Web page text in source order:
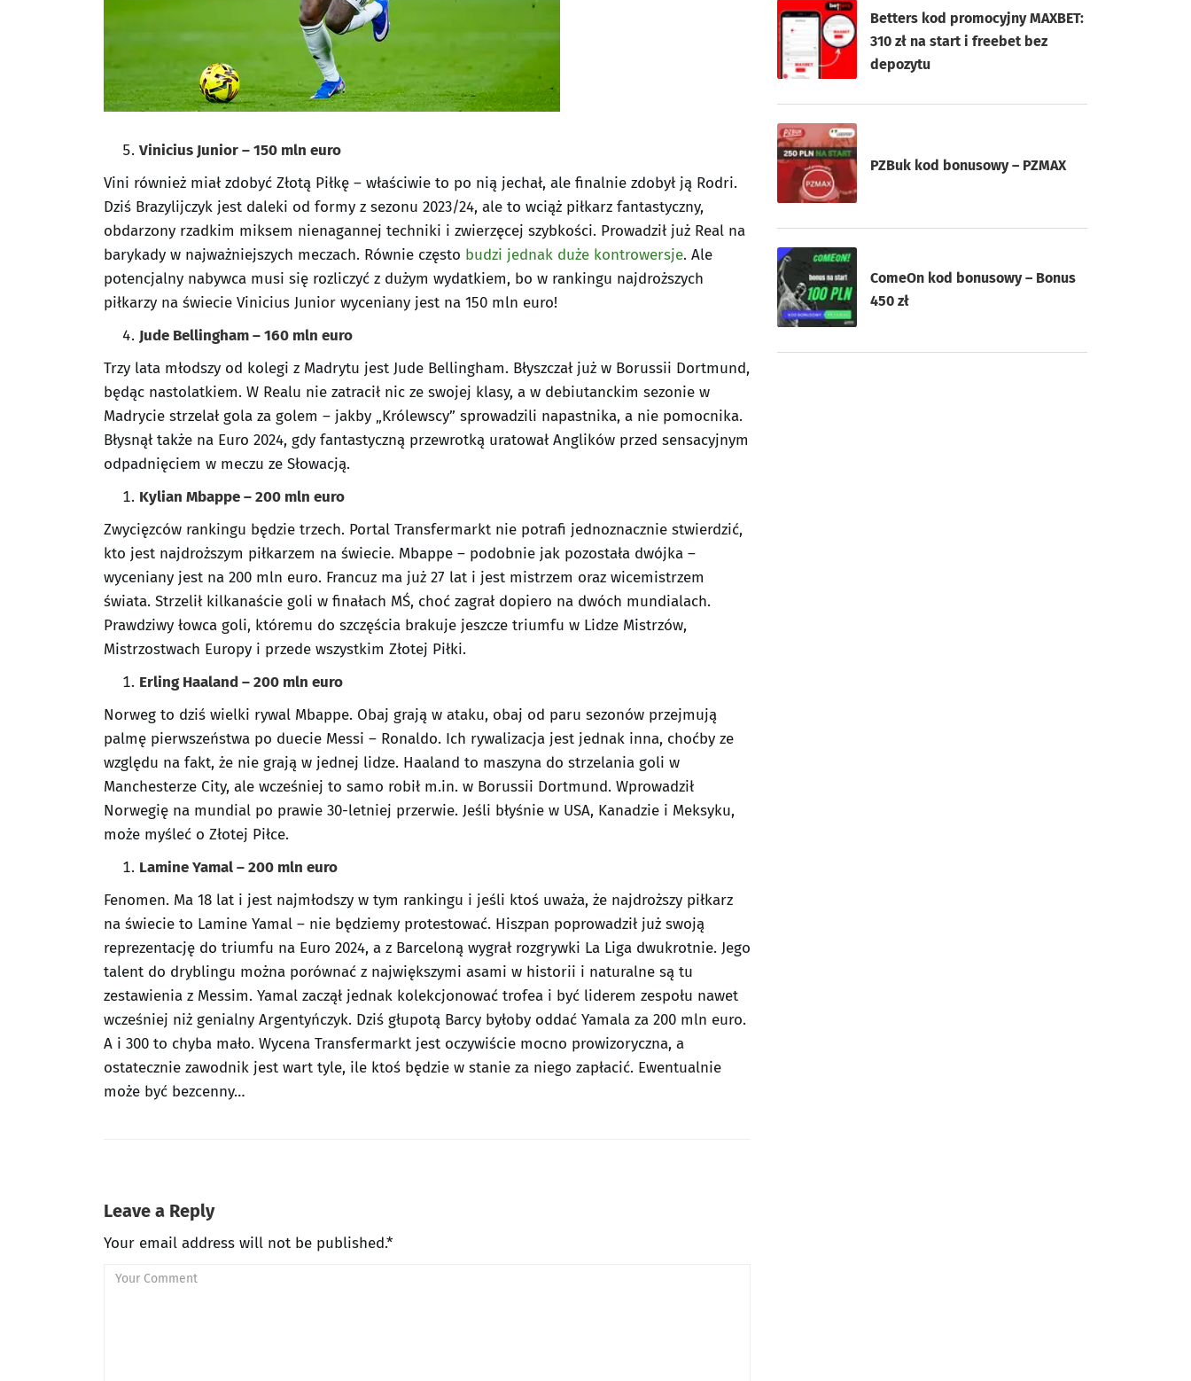
Vinicius Junior – 150 mln euro
Vini również miał zdobyć Złotą Piłkę – właściwie to po nią jechał, ale finalnie zdobył ją Rodri.
Dziś Brazylijczyk jest daleki od formy z sezonu 2023/24, ale to wciąż piłkarz fantastyczny,
obdarzony rzadkim miksem nienagannej techniki i zwierzęcej szybkości. Prowadził już Real na
barykady w najważniejszych meczach. Równie często budzi jednak duże kontrowersje. Ale
potencjalny nabywca musi się rozliczyć z dużym wydatkiem, bo w rankingu najdroższych
piłkarzy na świecie Vinicius Junior wyceniany jest na 150 mln euro!
Jude Bellingham – 160 mln euro
Trzy lata młodszy od kolegi z Madrytu jest Jude Bellingham. Błyszczał już w Borussii Dortmund,
będąc nastolatkiem. W Realu nie zatracił nic ze swojej klasy, a w debiutanckim sezonie w
Madrycie strzelał gola za golem – jakby „Królewscy” sprowadzili napastnika, a nie pomocnika.
Błysnął także na Euro 2024, gdy fantastyczną przewrotką uratował Anglików przed sensacyjnym
odpadnięciem w meczu ze Słowacją.
Kylian Mbappe – 200 mln euro
Zwycięzców rankingu będzie trzech. Portal Transfermarkt nie potrafi jednoznacznie stwierdzić,
kto jest najdroższym piłkarzem na świecie. Mbappe – podobnie jak pozostała dwójka –
wyceniany jest na 200 mln euro. Francuz ma już 27 lat i jest mistrzem oraz wicemistrzem
świata. Strzelił kilkanaście goli w finałach MŚ, choć zagrał dopiero na dwóch mundialach.
Prawdziwy łowca goli, któremu do szczęścia brakuje jeszcze triumfu w Lidze Mistrzów,
Mistrzostwach Europy i przede wszystkim Złotej Piłki.
Erling Haaland – 200 mln euro
Norweg to dziś wielki rywal Mbappe. Obaj grają w ataku, obaj od paru sezonów przejmują
palmę pierwszeństwa po duecie Messi – Ronaldo. Ich rywalizacja jest jednak inna, choćby ze
względu na fakt, że nie grają w jednej lidze. Haaland to maszyna do strzelania goli w
Manchesterze City, ale wcześniej to samo robił m.in. w Borussii Dortmund. Wprowadził
Norwegię na mundial po prawie 30-letniej przerwie. Jeśli błyśnie w USA, Kanadzie i Meksyku,
może myśleć o Złotej Piłce.
Lamine Yamal – 200 mln euro
Fenomen. Ma 18 lat i jest najmłodszy w tym rankingu i jeśli ktoś uważa, że najdroższy piłkarz
na świecie to Lamine Yamal – nie będziemy protestować. Hiszpan poprowadził już swoją
reprezentację do triumfu na Euro 2024, a z Barceloną wygrał rozgrywki La Liga dwukrotnie. Jego
talent do dryblingu można porównać z największymi asami w historii i naturalne są tu
zestawienia z Messim. Yamal zaczął jednak kolekcjonować trofea i być liderem zespołu nawet
wcześniej niż genialny Argentyńczyk. Dziś głupotą Barcy byłoby oddać Yamala za 200 mln euro.
A i 300 to chyba mało. Wycena Transfermarkt jest oczywiście mocno prowizoryczna, a
ostatecznie zawodnik jest wart tyle, ile ktoś będzie w stanie za niego zapłacić. Ewentualnie
może być bezcenny…
Leave a Reply
Your email address will not be published.*
Betters kod promocyjny MAXBET:
310 zł na start i freebet bez
depozytu
PZBuk kod bonusowy – PZMAX
ComeOn kod bonusowy – Bonus
450 zł